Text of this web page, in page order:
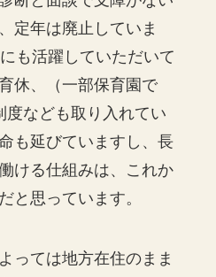
定年は廃止していま
も活躍していただいて
休、（一部保育園で
度なども取り入れてい
も延びていますし、長
ける仕組みは、これか
と思っています。
っては地方在住のまま